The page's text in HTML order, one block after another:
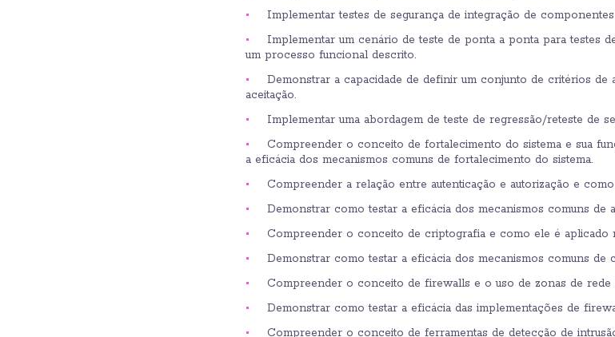
Implementar testes de segurança de integração de
Implementar um cenário de teste de ponta a ponta para testes
um processo funcional descrito.
Demonstrar a capacidade de definir um conjunto de critérios de
aceitação.
Implementar uma abordagem de teste de regressão/reteste de
Compreender o conceito de fortalecimento do sistema e sua
a eficácia dos mecanismos comuns de fortalecimento do sistema.
Compreender a relação entre autenticação e autorização e
Demonstrar como testar a eficácia dos mecanismos comuns de
Compreender o conceito de criptografia e como ele é aplicado
Demonstrar como testar a eficácia dos mecanismos comuns de
Compreender o conceito de firewalls e o uso de zonas de
Demonstrar como testar a eficácia das implementações de
Compreender o conceito de ferramentas de detecção de